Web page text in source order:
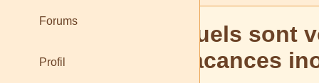
Forums
Profil
Quels sont
vacances